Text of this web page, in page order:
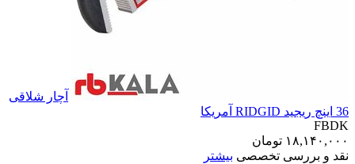
آچار شلاقی
36 اینچ ریجید RIDGID آمریکا
FBDK
۱۸,۱۴۰,۰۰۰ تومان
نقد و بررسی تخصصی بیشتر